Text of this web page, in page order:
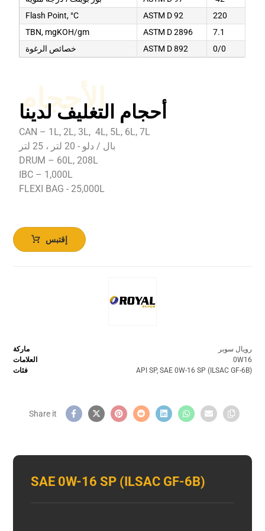
Flash Point, °C
ASTM D 92
220
TBN, mgKOH/gm
ASTM D 2896
7.1
خصائص الرغوة
ASTM D 892 0/0
الأحجام
أحجام التغليف لدينا
CAN – 1L, 2L, 3L, 4L, 5L, 6L, 7L
بال / دلو - 20 لتر ، 25 لتر
DRUM – 60L, 208L
IBC – 1,000L
FLEXI BAG - 25,000L
إقتبس
ماركة
رويال سوبر
العلامات
0W16
فئات
API SP, SAE 0W-16 SP (ILSAC GF-6B)
SAE 0W-16 SP (ILSAC GF-6B)